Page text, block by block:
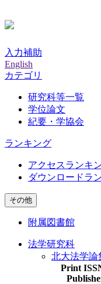
入力補助
English
カテゴリ
研究科等一覧
学位論文
紀要・学協会
ランキング
アクセスランキ
ダウンロードラ
その他
附属図書館
法学研究科
北大法学論
Print